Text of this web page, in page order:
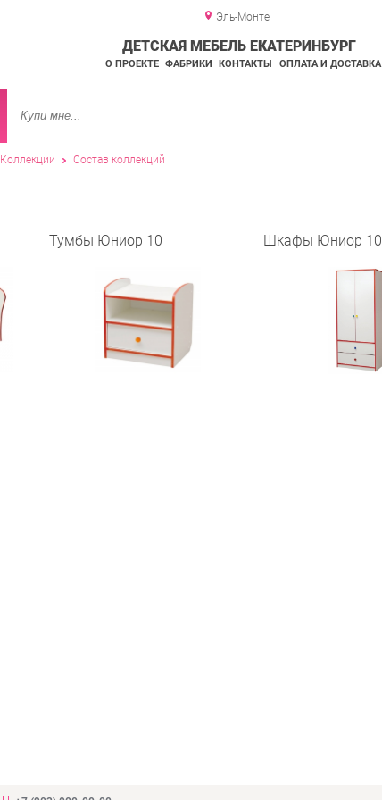
Эль-Монте
ДЕТСКАЯ МЕБЕЛЬ ЕКАТЕРИНБУРГ
О ПРОЕКТЕ ФАБРИКИ КОНТАКТЫ ОПЛАТА И ДОСТАВКА
Коллекции Состав коллекций
Тумбы Юниор 10 Шкафы Юниор 10